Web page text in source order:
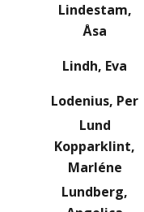
Lindestam,
Åsa
Lindh, Eva
Lodenius, Per
Lund
Kopparklint,
Marléne
Lundberg,